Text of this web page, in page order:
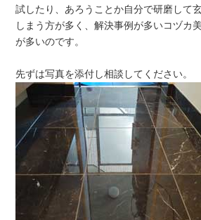
試したり、あろうことか自分で研磨して
しまう方が多く、解決事例が多いコヅカ
が多いのです。
先ずは写真を添付し相談してください。